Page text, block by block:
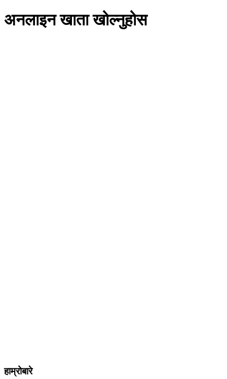
अनलाइन खाता खोल्नुहोस
हाम्रोबारे